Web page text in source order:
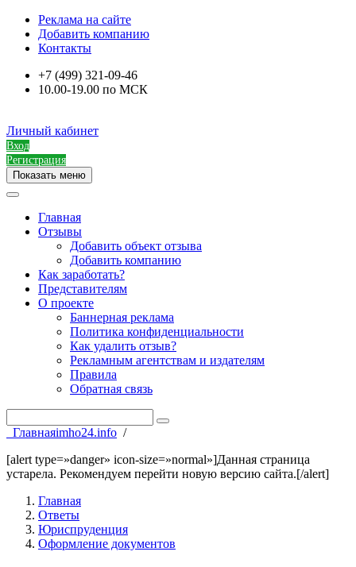
Реклама на сайте
Добавить компанию
Контакты
+7 (499) 321-09-46
10.00-19.00 по МСК
Личный кабинет
Вход
Регистрация
Показать меню
Главная
Отзывы
Добавить объект отзыва
Добавить компанию
Как заработать?
Представителям
О проекте
Баннерная реклама
Политика конфиденциальности
Как удалить отзыв?
Рекламным агентствам и издателям
Правила
Обратная связь
Главнаяimho24.info /
[alert type=»danger» icon-size=»normal»]Данная страница
устарела. Рекомендуем перейти новую версию сайта.[/alert]
Главная
Ответы
Юриспруденция
Оформление документов